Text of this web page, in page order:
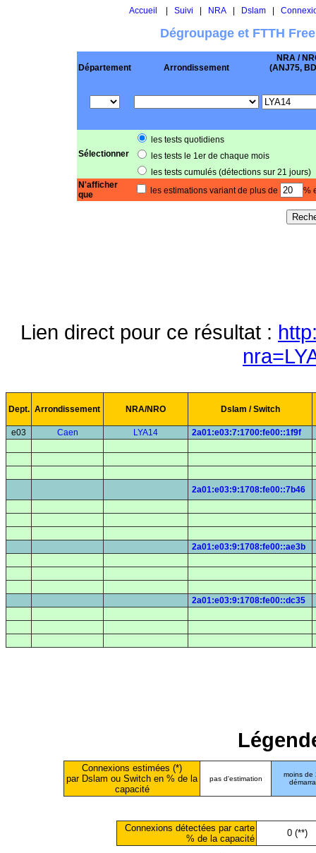
Accueil Suivi NRA| Dslam|
Dégroupage et FTTH
Département Arrondissement
NRA /
(ANJ75,
Sélectionner
les tests quotidiens
les tests le 1er de chaque mois
les tests cumulés (détections sur 21 jours)
N'afficher
que
les estimations variant de plus de %
Lien direct pour ce résultat :
Dept. Arrondissement NRA/NRO Dslam / Switch
e03 Caen LYA14 2a01:e03:7:1700:fe00::1f9f
2a01:e03:9:1708:fe00::7b46
2a01:e03:9:1708:fe00::ae3b
2a01:e03:9:1708:fe00::dc35
Connexions estimées (*)
par Dslam ou Switch en % de la
capacité
pas d'estimation
moins de
Connexions détectées par carte
% de la capacité
0 (**)